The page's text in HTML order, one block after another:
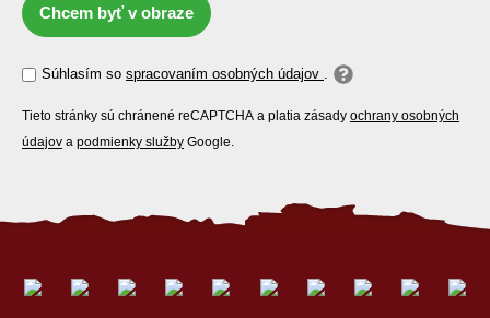
Chcem byť v obraze
Súhlasím so spracovaním osobných údajov .
Tieto stránky sú chránené reCAPTCHA a platia zásady ochrany osobných
údajov a podmienky služby Google.